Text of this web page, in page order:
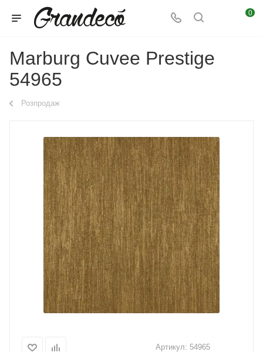
0
Marburg Cuvee Prestige
54965
Розпродаж
Артикул: 54965